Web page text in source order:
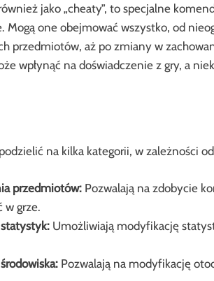
jako „cheaty”, to specjalne
Mogą one obejmować wszystko, od
przedmiotów, aż po zmiany w
wpłynąć na doświadczenie z gry, a
na kilka kategorii, w zależności
przedmiotów:Pozwalają na zdobycie
w grze.
Umożliwiają modyfikację
Pozwalają na modyfikację